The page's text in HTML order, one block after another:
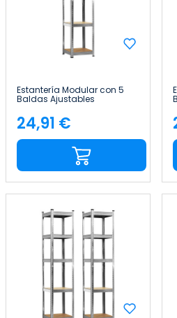
Estantería Modular con 5
Baldas Ajustables
180x40x40cm 175Kg Thinia
Home
Precio
24,91 €